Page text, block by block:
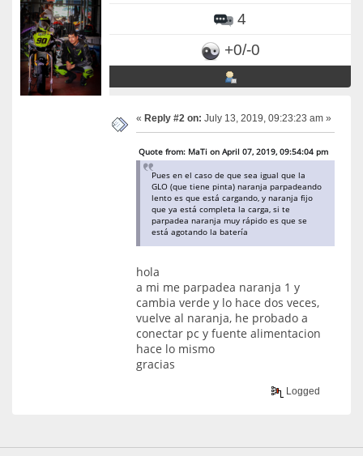
4
+0/-0
« Reply #2 on: July 13, 2019, 09:23:23 am »
Quote from: MaTi on April 07, 2019, 09:54:04 pm
Pues en el caso de que sea igual que la
GLO (que tiene pinta) naranja parpadeando
lento es que está cargando, y naranja fijo
que ya está completa la carga, si te
parpadea naranja muy rápido es que se
está agotando la batería
hola
a mi me parpadea naranja 1 y
cambia verde y lo hace dos veces,
vuelve al naranja, he probado a
conectar pc y fuente alimentacion
hace lo mismo
gracias
Logged